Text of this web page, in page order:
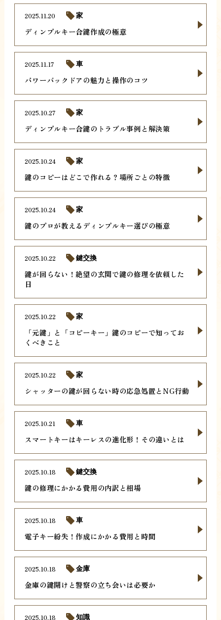
ディンプルキー合鍵作成の極意
2025.11.20 家
パワーバックドアの魅力と操作のコツ
2025.11.17 車
ディンプルキー合鍵のトラブル事例と解決策
2025.10.27 家
鍵のコピーはどこで作れる？場所ごとの特徴
2025.10.24 家
鍵のプロが教えるディンプルキー選びの極意
2025.10.24 家
鍵が回らない！絶望の玄関で鍵の修理を依頼した
日
2025.10.22 鍵交換
「元鍵」と「コピーキー」鍵のコピーで知ってお
くべきこと
2025.10.22 家
シャッターの鍵が回らない時の応急処置とNG行動
2025.10.22 家
スマートキーはキーレスの進化形！その違いとは
2025.10.21 車
鍵の修理にかかる費用の内訳と相場
2025.10.18 鍵交換
電子キー紛失！作成にかかる費用と時間
2025.10.18 車
金庫の鍵開けと警察の立ち会いは必要か
2025.10.18 金庫
2025.10.18 知識